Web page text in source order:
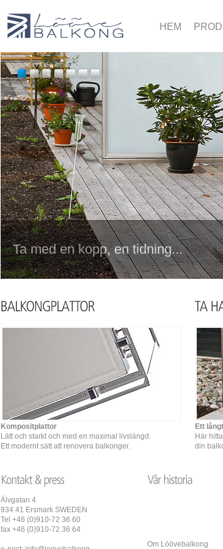
HEM
Ta med en kopp, en tidning...
Kompositplattor
Lätt och starkt och med en maximal livslängd.
Ett modernt sätt att renovera balkonger.
Ett
Här
din
Älvgatan 4
934 41 Ersmark SWEDEN
Tel +46 (0)910-72 36 60
fax +46 (0)910-72 36 64
Om Löövebalkong